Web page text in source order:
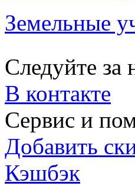
Земельные
Следуйте за
В контакте
Сервис и
Добавить
Кэшбэк